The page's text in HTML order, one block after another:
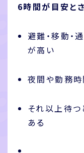
6時間が目安と
避難・移動・
が高い
夜間や勤務
それ以上待
ある